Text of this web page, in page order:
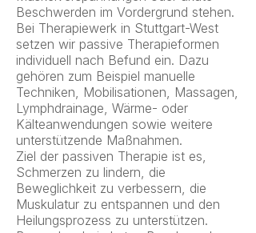
Beschwerden im Vordergrund stehen.
Bei Therapiewerk in Stuttgart-West
setzen wir passive Therapieformen
individuell nach Befund ein. Dazu
gehören zum Beispiel manuelle
Techniken, Mobilisationen, Massagen,
Lymphdrainage, Wärme- oder
Kälteanwendungen sowie weitere
unterstützende Maßnahmen.
Ziel der passiven Therapie ist es,
Schmerzen zu lindern, die
Beweglichkeit zu verbessern, die
Muskulatur zu entspannen und den
Heilungsprozess zu unterstützen.